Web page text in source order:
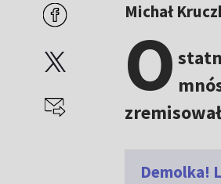
Michał
O
Demolka!